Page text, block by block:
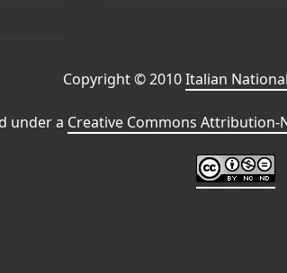
Copyright © 2010Italian
under a Creative Commons Attribution-